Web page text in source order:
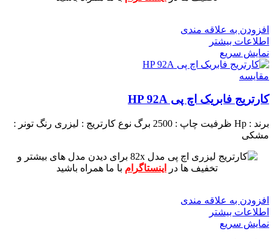
افزودن به علاقه مندی
اطلاعات بیشتر
نمایش سریع
مقايسه
کارتریج فابریک اچ پی HP 92A
برند : Hp ظرفیت چاپ : 2500 برگ نوع کارتریج : لیزری رنگ تونر :
مشکی
برای دیدن مدل های بیشتر و
تخفیف ها در
اینستاگرام با ما همراه باشید
افزودن به علاقه مندی
اطلاعات بیشتر
نمایش سریع